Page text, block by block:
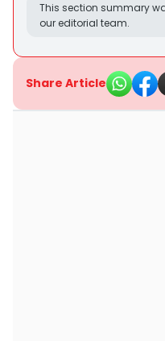
This section summary
our editorial team.
Share Article